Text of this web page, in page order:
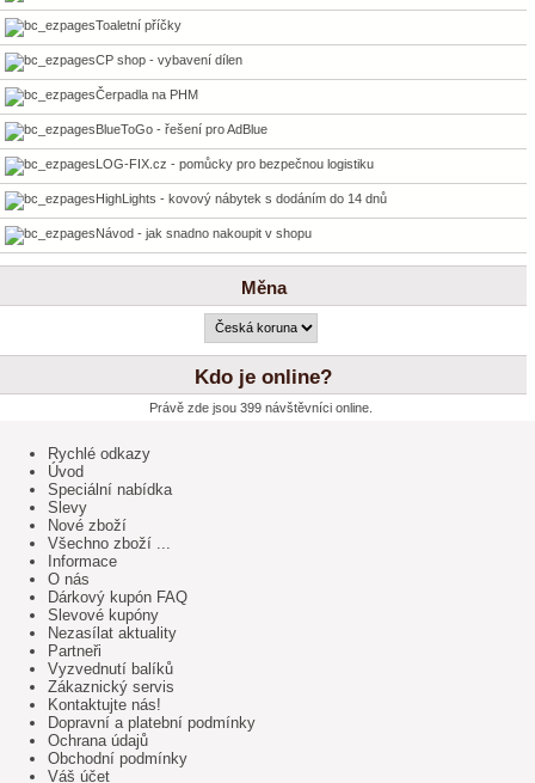
Toaletní příčky
CP shop - vybavení dílen
Čerpadla na PHM
BlueToGo - řešení pro AdBlue
LOG-FIX.cz - pomůcky pro bezpečnou logistiku
HighLights - kovový nábytek s dodáním do 14 dnů
Návod - jak snadno nakoupit v shopu
Měna
Kdo je online?
Právě zde jsou 399 návštěvníci online.
Rychlé odkazy
Úvod
Speciální nabídka
Slevy
Nové zboží
Všechno zboží ...
Informace
O nás
Dárkový kupón FAQ
Slevové kupóny
Nezasílat aktuality
Partneři
Vyzvednutí balíků
Zákaznický servis
Kontaktujte nás!
Dopravní a platební podmínky
Ochrana údajů
Obchodní podmínky
Váš účet